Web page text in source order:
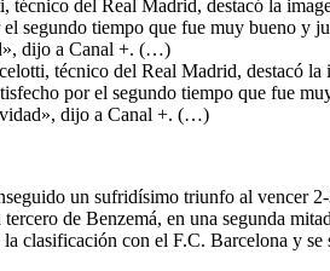
técnico del Real Madrid, destacó la
segundo tiempo que fue muy bueno y
dijo a Canal +. (…)
técnico del Real Madrid, destacó la
por el segundo tiempo que fue
dijo a Canal +. (…)
un sufridísimo triunfo al vencer
de Benzemá, en una segunda
clasificación con el F.C. Barcelona y